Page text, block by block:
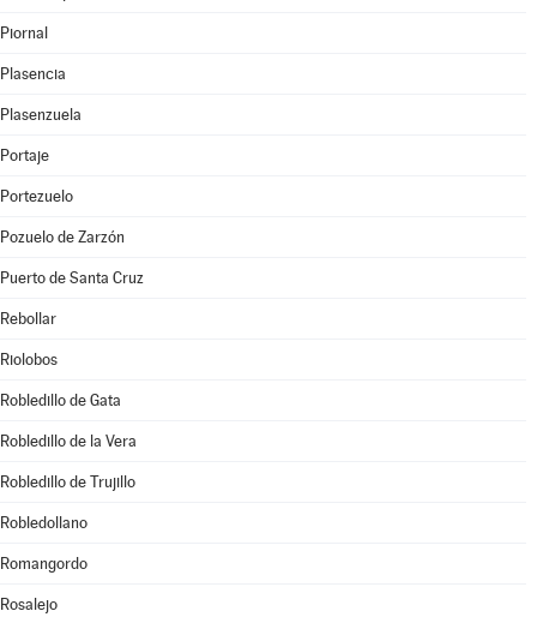
Piornal
Plasencia
Plasenzuela
Portaje
Portezuelo
Pozuelo de Zarzón
Puerto de Santa Cruz
Rebollar
Riolobos
Robledillo de Gata
Robledillo de la Vera
Robledillo de Trujillo
Robledollano
Romangordo
Rosalejo